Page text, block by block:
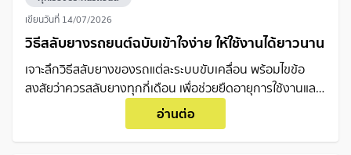
เขียนวันที่ 14/07/2026
วิธีสลับยางรถยนต์ฉบับเข้าใจง่าย ให้ใช้งานได้ยาวนาน
เจาะลึกวิธีสลับยางของรถแต่ละระบบขับเคลื่อน พร้อมไขข้อ
สงสัยว่าควรสลับยางทุกกี่เดือน เพื่อช่วยยืดอายุการใช้งานและ
เพิ่มความปลอดภัยสูงสุดในทุกการเดินทาง
อ่านต่อ